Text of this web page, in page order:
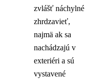
zvlášť náchylné
zhrdzavieť,
najmä ak sa
nachádzajú v
exteriéri a sú
vystavené